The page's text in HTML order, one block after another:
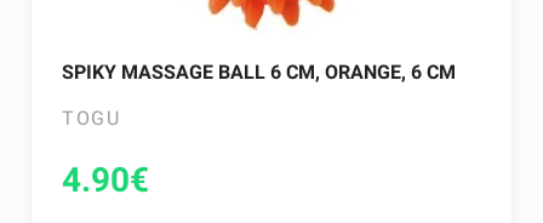
SPIKY MASSAGE BALL 6 CM, ORANGE, 6 CM
TOGU
4.90€